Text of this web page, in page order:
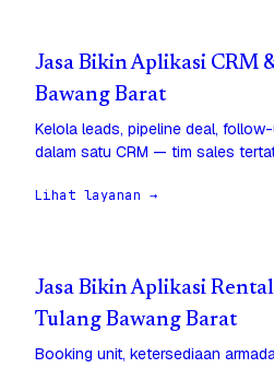
Jasa Bikin Aplikasi CRM
Bawang Barat
Kelola leads, pipeline deal,
dalam satu CRM — tim sales
Lihat layanan →
Jasa Bikin Aplikasi
Tulang Bawang Barat
Booking unit, ketersediaan